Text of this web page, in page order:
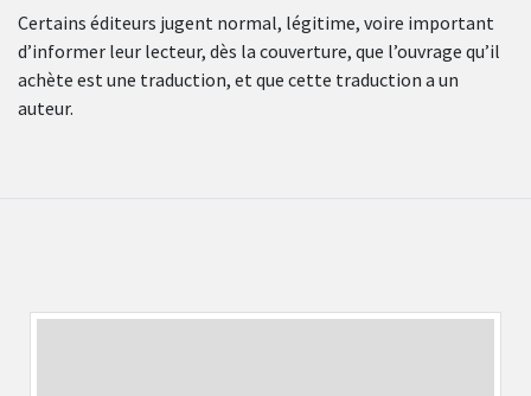
Certains éditeurs jugent normal, légitime, voire important
d’informer leur lecteur, dès la couverture, que l’ouvrage qu’il
achète est une traduction, et que cette traduction a un
auteur.